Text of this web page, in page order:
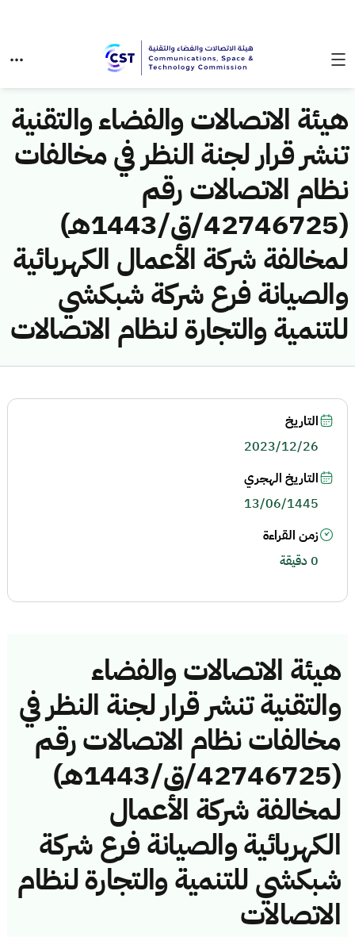
هيئة الاتصالات والفضاء والتقنية
تنشر قرار لجنة النظر في مخالفات
نظام الاتصالات رقم
(42746725/ق/1443هـ)
لمخالفة شركة الأعمال الكهربائية
والصيانة فرع شركة شبكشي
للتنمية والتجارة لنظام الاتصالات
هيئة الاتصالات والفضاء
والتقنية تنشر قرار لجنة النظر في
مخالفات نظام الاتصالات رقم
(42746725/ق/1443هـ)
لمخالفة شركة الأعمال
الكهربائية والصيانة فرع شركة
شبكشي للتنمية والتجارة لنظام
الاتصالات
التاريخ
2023/12/26
التاريخ الهجري
13/06/1445
زمن القراءة
0 دقيقة